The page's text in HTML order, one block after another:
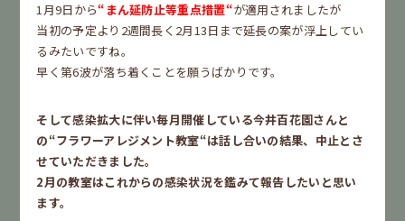
1月9日から“まん延防止等重点措置“が適用されましたが
当初の予定より2週間長く2月13日まで延長の案が浮上してい
るみたいですね。
早く第6波が落ち着くことを願うばかりです。
そして感染拡大に伴い毎月開催している今井百花園さんと
の“フラワーアレジメント教室“は話し合いの結果、中止とさ
せていただきました。
2月の教室はこれからの感染状況を鑑みて報告したいと思い
ます。